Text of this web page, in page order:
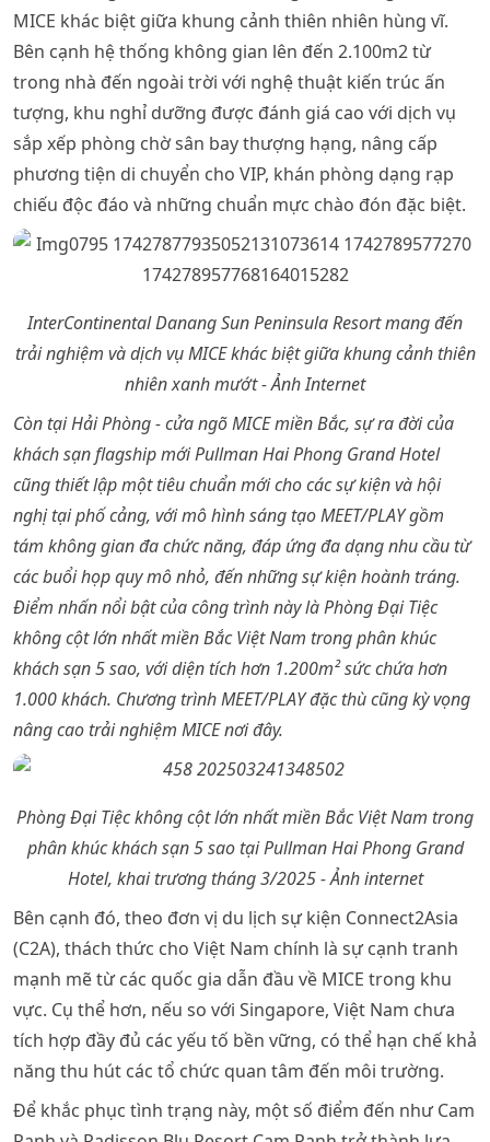
MICE khác biệt giữa khung cảnh thiên nhiên hùng vĩ.
Bên cạnh hệ thống không gian lên đến 2.100m2 từ
trong nhà đến ngoài trời với nghệ thuật kiến trúc ấn
tượng, khu nghỉ dưỡng được đánh giá cao với dịch vụ
sắp xếp phòng chờ sân bay thượng hạng, nâng cấp
phương tiện di chuyển cho VIP, khán phòng dạng rạp
chiếu độc đáo và những chuẩn mực chào đón đặc biệt.
InterContinental Danang Sun Peninsula Resort mang đến
trải nghiệm và dịch vụ MICE khác biệt giữa khung cảnh thiên
nhiên xanh mướt - Ảnh Internet
Còn tại Hải Phòng - cửa ngõ MICE miền Bắc, sự ra đời của
khách sạn flagship mới Pullman Hai Phong Grand Hotel
cũng thiết lập một tiêu chuẩn mới cho các sự kiện và hội
nghị tại phố cảng, với mô hình sáng tạo MEET/PLAY gồm
tám không gian đa chức năng, đáp ứng đa dạng nhu cầu từ
các buổi họp quy mô nhỏ, đến những sự kiện hoành tráng.
Điểm nhấn nổi bật của công trình này là Phòng Đại Tiệc
không cột lớn nhất miền Bắc Việt Nam trong phân khúc
khách sạn 5 sao, với diện tích hơn 1.200m² sức chứa hơn
1.000 khách. Chương trình MEET/PLAY đặc thù cũng kỳ vọng
nâng cao trải nghiệm MICE nơi đây.
Phòng Đại Tiệc không cột lớn nhất miền Bắc Việt Nam trong
phân khúc khách sạn 5 sao tại Pullman Hai Phong Grand
Hotel, khai trương tháng 3/2025 - Ảnh internet
Bên cạnh đó, theo đơn vị du lịch sự kiện Connect2Asia
(C2A), thách thức cho Việt Nam chính là sự cạnh tranh
mạnh mẽ từ các quốc gia dẫn đầu về MICE trong khu
vực. Cụ thể hơn, nếu so với Singapore, Việt Nam chưa
tích hợp đầy đủ các yếu tố bền vững, có thể hạn chế khả
năng thu hút các tổ chức quan tâm đến môi trường.
Để khắc phục tình trạng này, một số điểm đến như Cam